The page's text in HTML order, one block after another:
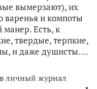
вымерзают), их
варенья и компоты
манер. Есть, к
твердые, терпкие,
и даже душисты....
в личный журнал